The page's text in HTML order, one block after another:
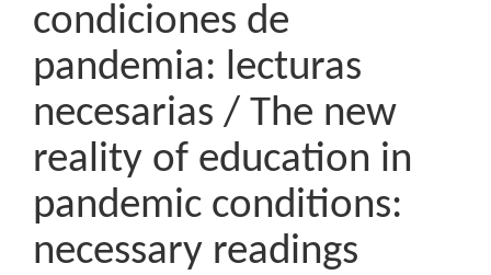
condiciones de
pandemia: lecturas
necesarias / The new
reality of education in
pandemic conditions:
necessary readings